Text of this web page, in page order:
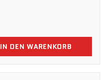
IN DEN WARENKORB